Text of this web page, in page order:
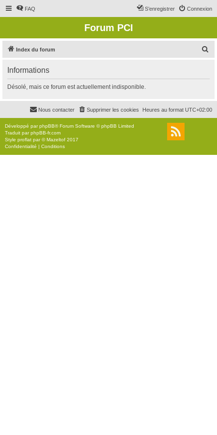
FAQ Connexion
S’enregistrer
Forum PCI
Index du forum
r
c
r
Informations
Désolé, mais ce forum est actuellement indisponible.
Heures au format UTC+02:00
Supprimer les cookies
Nous contacter
Développé parphpBB® Forum Software © phpBB Limited
Traduit parphpBB-fr.com
Style proflat par ©Mazeltof 2017
Confidentialité | Conditions